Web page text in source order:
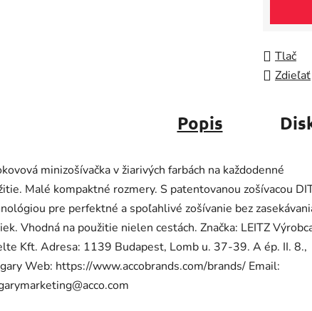
Tlač
Zdieľať
Popis
minizošívačka v žiarivých farbách na každodenné
Malé kompaktné rozmery. S patentovanou zošívacou
pre perfektné a spoľahlivé zošívanie bez
Vhodná na použitie nielen cestách. Značka: LEITZ
Kft. Adresa: 1139 Budapest, Lomb u. 37-39. A ép. II. 8.,
Web: https://www.accobrands.com/brands/ Email: